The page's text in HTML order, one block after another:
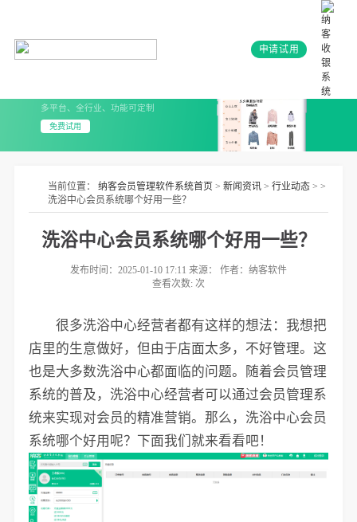
申请试用
多平台、全行业、功能可定制
免费试用
当前位置： 纳客会员管理软件系统首页> 新闻资讯> 行业动态> >
洗浴中心会员系统哪个好用一些？
洗浴中心会员系统哪个好用一些？
发布时间：2025-01-10 17:11 来源： 作者：纳客软件
查看次数: 次
很多洗浴中心经营者都有这样的想法：我想把
店里的生意做好，但由于店面太多，不好管理。这
也是大多数洗浴中心都面临的问题。随着会员管理
系统的普及，洗浴中心经营者可以通过会员管理系
统来实现对会员的精准营销。那么，洗浴中心会员
系统哪个好用呢？下面我们就来看看吧！